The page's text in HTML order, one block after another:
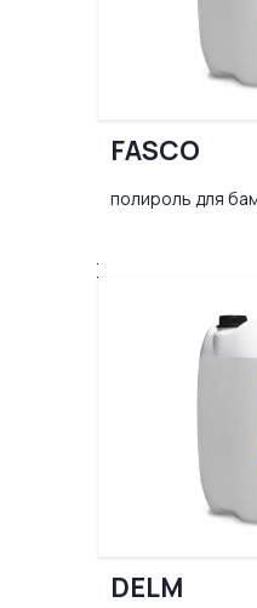
FASCO
полироль для
DELM